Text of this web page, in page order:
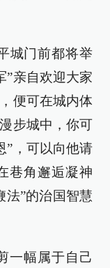
城门前都将举
”亲自欢迎大家
便可在城内体
步城中，你可
”，可以向他请
巷角邂逅凝神
法”的治国智慧
一幅属于自己